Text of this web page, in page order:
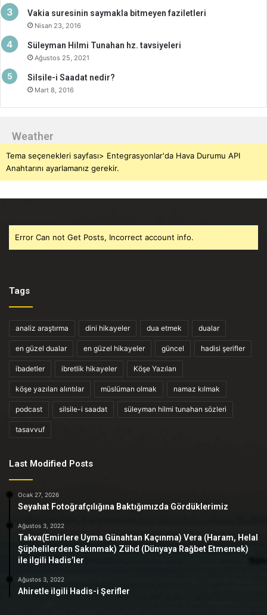
Vakia suresinin saymakla bitmeyen faziletleri
Nisan 23, 2016
Süleyman Hilmi Tunahan hz. tavsiyeleri
Ağustos 25, 2021
Silsile-i Saadat nedir?
Mart 8, 2016
Weather
Tema seçenekleri sayfası> Entegrasyonlar'da Hava Durumu API
Anahtarını ayarlamanız gerekir.
Error Can not Get Posts, Incorrect account info.
Tags
analiz araştırma dini hikayeler dua etmek dualar
en güzel dualar en güzel hikayeler güncel hadisi şerifler
ibadetler ibretlik hikayeler Köşe Yazıları
köşe yazıları alıntılar müslüman olmak namaz kılmak
podcast silsile-i saadat süleyman hilmi tunahan sözleri
tasavvuf
Last Modified Posts
Ocak 27, 2026
Seyahat Fotoğrafçılığına Baktığımızda Gördüklerimiz
Ağustos 3, 2022
Takva(Emirlere Uyma Günahtan Kaçınma) Vera (Haram, Helal
Şüphelilerden Sakınmak) Zühd (Dünyaya Rağbet Etmemek)
ile ilgili Hadis’ler
Ağustos 3, 2022
Ahiretle ilgili Hadis-i Şerifler